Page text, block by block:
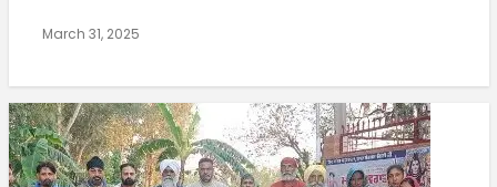
March 31, 2025